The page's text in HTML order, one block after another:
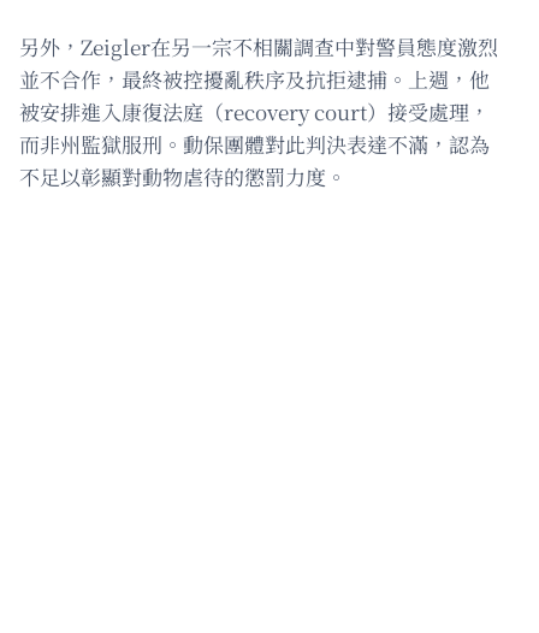
另外，Zeigler在另一宗不相關調查中對警員態度激烈
並不合作，最終被控擾亂秩序及抗拒逮捕。上週，他
被安排進入康復法庭（recovery court）接受處理，
而非州監獄服刑。動保團體對此判決表達不滿，認為
不足以彰顯對動物虐待的懲罰力度。